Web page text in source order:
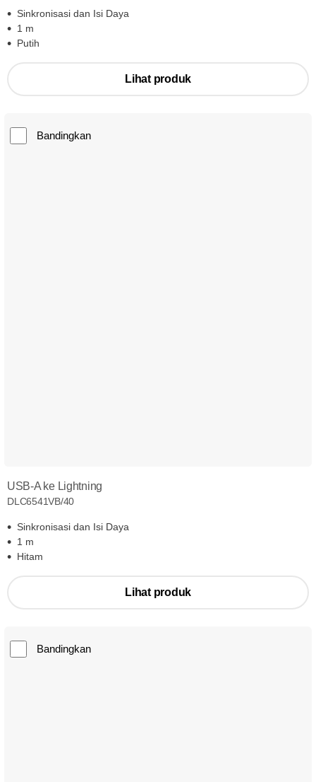
Sinkronisasi dan Isi Daya
1 m
Putih
Lihat produk
Bandingkan
USB-A ke Lightning
DLC6541VB/40
Sinkronisasi dan Isi Daya
1 m
Hitam
Lihat produk
Bandingkan